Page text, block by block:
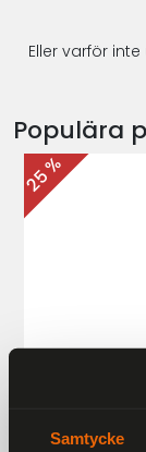
Samtycke
Eller varför
Populära
25 %
187 kr
249 kr